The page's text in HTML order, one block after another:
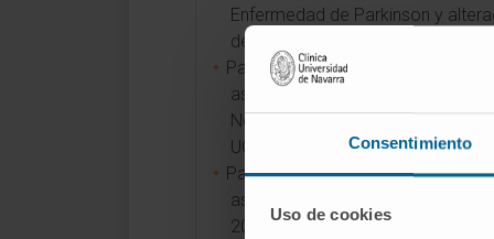
Consentimiento
Uso de cookies
Enfermedad de Parkinson y
de la marcha.
Participación como investigadora
asociada Sobell Department of
Neuroscience and Movement
UCL. Londres. Junio 2009-2014.
Participación como investigadora
asociada en IRyCIS-HRyC 2014-
2018.